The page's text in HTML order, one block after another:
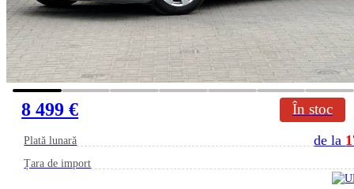
8 499 € În stoc
Plată lunară de la
Țara de import